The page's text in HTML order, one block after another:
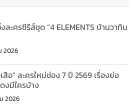
ละครซีรีส์ชุด “4 ELEMENTS บ้านวาทิน
2026
อ” ละครใหม่ช่อง 7 ปี 2569 เรื่องย่อ
งมีใครบ้าง
2026